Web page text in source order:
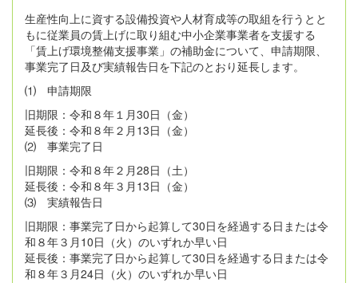
生産性向上に資する設備投資や人材育成等の取組を行うとと
もに従業員の賃上げに取り組む中小企業事業者を支援する
「賃上げ環境整備支援事業」の補助金について、申請期限、
事業完了日及び実績報告日を下記のとおり延長します。
⑴ 申請期限
旧期限：令和８年１月30日（金）
延長後：令和８年２月13日（金）
⑵ 事業完了日
旧期限：令和８年２月28日（土）
延長後：令和８年３月13日（金）
⑶ 実績報告日
旧期限：事業完了日から起算して30日を経過する日または令
和８年３月10日（火）のいずれか早い日
延長後：事業完了日から起算して30日を経過する日または令
和８年３月24日（火）のいずれか早い日